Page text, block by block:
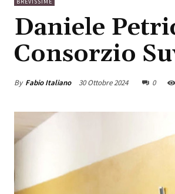
BREVISSIME
Daniele
Consorzio
By Fabio Italiano 30 Ottobre 2024 0